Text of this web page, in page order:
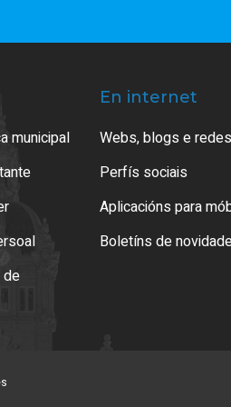
municipal
de
En internet
Webs, blogs e
Perfís sociais
Aplicacións para
Boletíns de